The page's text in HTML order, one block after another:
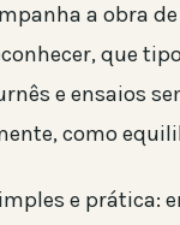
a obra
que
e ensaios
como
e prática: